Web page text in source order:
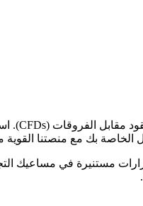
الخاصة بك مع منصتنا
مستنيرة في مساعيك